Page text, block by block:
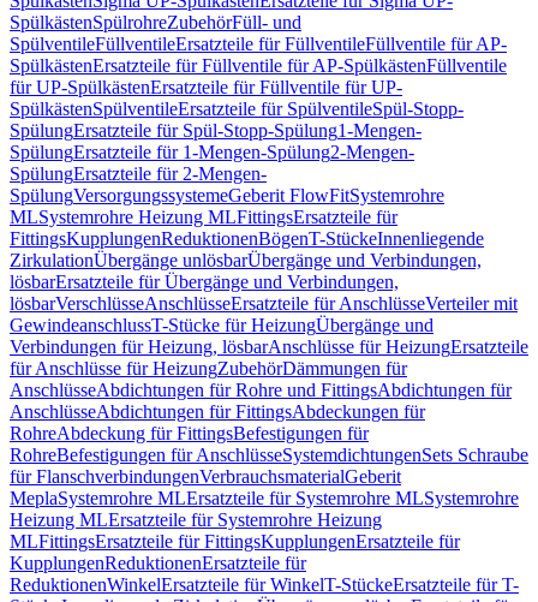
SpülkästenSpülrohreZubehörFüll- und
SpülventileFüllventileErsatzteile für FüllventileFüllventile für AP-
SpülkästenErsatzteile für Füllventile für AP-SpülkästenFüllventile
für UP-SpülkästenErsatzteile für Füllventile für UP-
SpülkästenSpülventileErsatzteile für SpülventileSpül-Stopp-
SpülungErsatzteile für Spül-Stopp-Spülung1-Mengen-
SpülungErsatzteile für 1-Mengen-Spülung2-Mengen-
SpülungErsatzteile für 2-Mengen-
SpülungVersorgungssystemeGeberit FlowFitSystemrohre
MLSystemrohre Heizung MLFittingsErsatzteile für
FittingsKupplungenReduktionenBögenT-StückeInnenliegende
ZirkulationÜbergänge unlösbarÜbergänge und Verbindungen,
lösbarErsatzteile für Übergänge und Verbindungen,
lösbarVerschlüsseAnschlüsseErsatzteile für AnschlüsseVerteiler mit
GewindeanschlussT-Stücke für HeizungÜbergänge und
Verbindungen für Heizung, lösbarAnschlüsse für HeizungErsatzteile
für Anschlüsse für HeizungZubehörDämmungen für
AnschlüsseAbdichtungen für Rohre und FittingsAbdichtungen für
AnschlüsseAbdichtungen für FittingsAbdeckungen für
RohreAbdeckung für FittingsBefestigungen für
RohreBefestigungen für AnschlüsseSystemdichtungenSets Schraube
für FlanschverbindungenVerbrauchsmaterialGeberit
MeplaSystemrohre MLErsatzteile für Systemrohre MLSystemrohre
Heizung MLErsatzteile für Systemrohre Heizung
MLFittingsErsatzteile für FittingsKupplungenErsatzteile für
KupplungenReduktionenErsatzteile für
ReduktionenWinkelErsatzteile für WinkelT-StückeErsatzteile für T-